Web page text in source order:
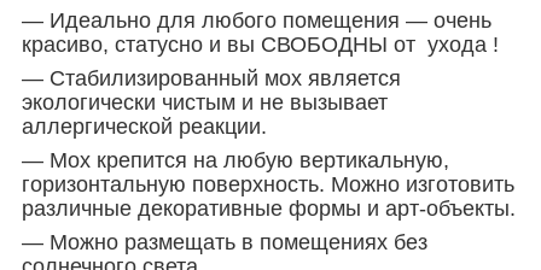
― Идеально для любого помещения ― очень
красиво, статусно и вы СВОБОДНЫ от ухода !
― Стабилизированный мох является
экологически чистым и не вызывает
аллергической реакции.
― Мох крепится на любую вертикальную,
горизонтальную поверхность. Можно изготовить
различные декоративные формы и арт-объекты.
― Можно размещать в помещениях без